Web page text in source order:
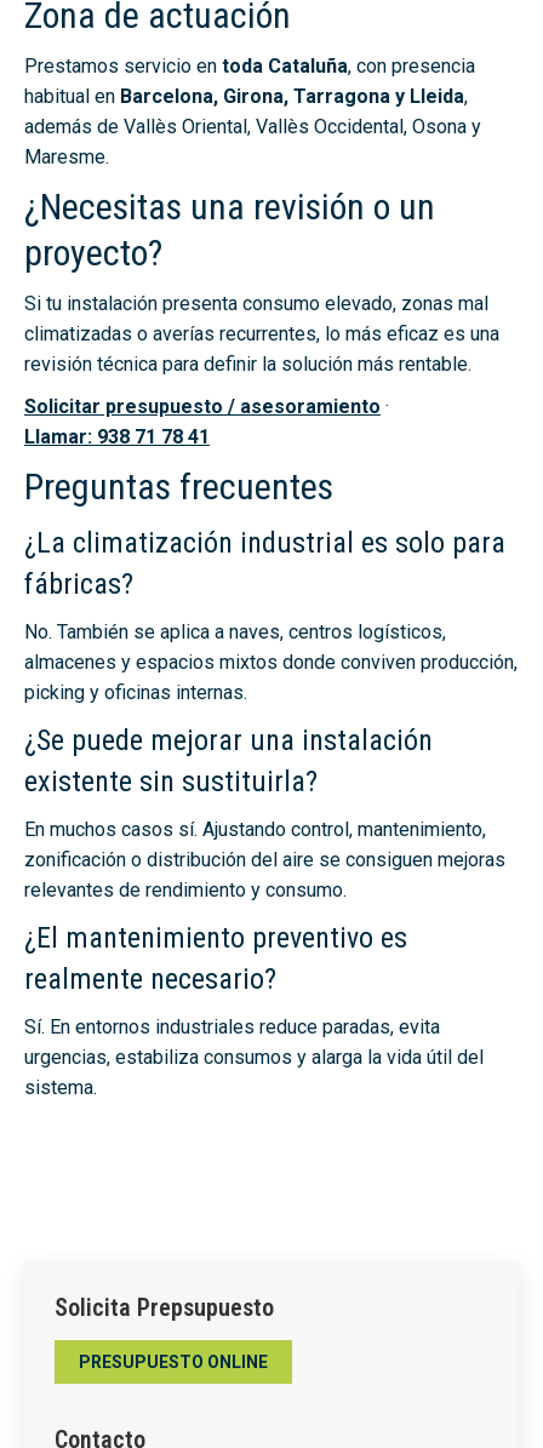
Zona de actuación
Prestamos servicio en toda Cataluña, con presencia
habitual en Barcelona, Girona, Tarragona y Lleida,
además de Vallès Oriental, Vallès Occidental, Osona y
Maresme.
¿Necesitas una revisión o un
proyecto?
Si tu instalación presenta consumo elevado, zonas mal
climatizadas o averías recurrentes, lo más eficaz es una
revisión técnica para definir la solución más rentable.
Solicitar presupuesto / asesoramiento ·
Llamar: 938 71 78 41
Preguntas frecuentes
¿La climatización industrial es solo para
fábricas?
No. También se aplica a naves, centros logísticos,
almacenes y espacios mixtos donde conviven producción,
picking y oficinas internas.
¿Se puede mejorar una instalación
existente sin sustituirla?
En muchos casos sí. Ajustando control, mantenimiento,
zonificación o distribución del aire se consiguen mejoras
relevantes de rendimiento y consumo.
¿El mantenimiento preventivo es
realmente necesario?
Sí. En entornos industriales reduce paradas, evita
urgencias, estabiliza consumos y alarga la vida útil del
sistema.
Solicita Prepsupuesto
PRESUPUESTO ONLINE
Contacto